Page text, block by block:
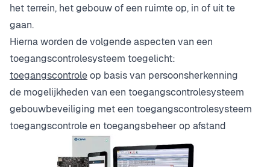
het terrein, het gebouw of een ruimte op, in of uit te
gaan.
Hierna worden de volgende aspecten van een
toegangscontrolesysteem toegelicht:
toegangscontroleop basis van persoonsherkenning
de mogelijkheden van een toegangscontrolesysteem
gebouwbeveiliging met een toegangscontrolesysteem
toegangscontrole en toegangsbeheer op afstand